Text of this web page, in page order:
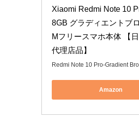
Xiaomi Redmi Note 10
8GB グラディエントブ
Mフリースマホ本体 【
代理店品】
Redmi Note 10 Pro-Gradient
Amazon